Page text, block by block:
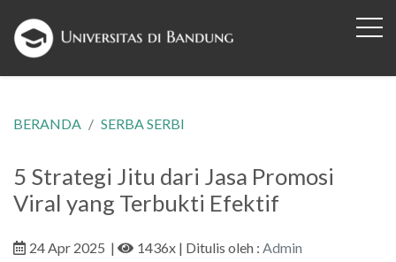
BERANDA SERBA SERBI
5 Strategi Jitu dari Jasa Promosi
Viral yang Terbukti Efektif
24 Apr 2025 | 1436x | Ditulis oleh : Admin